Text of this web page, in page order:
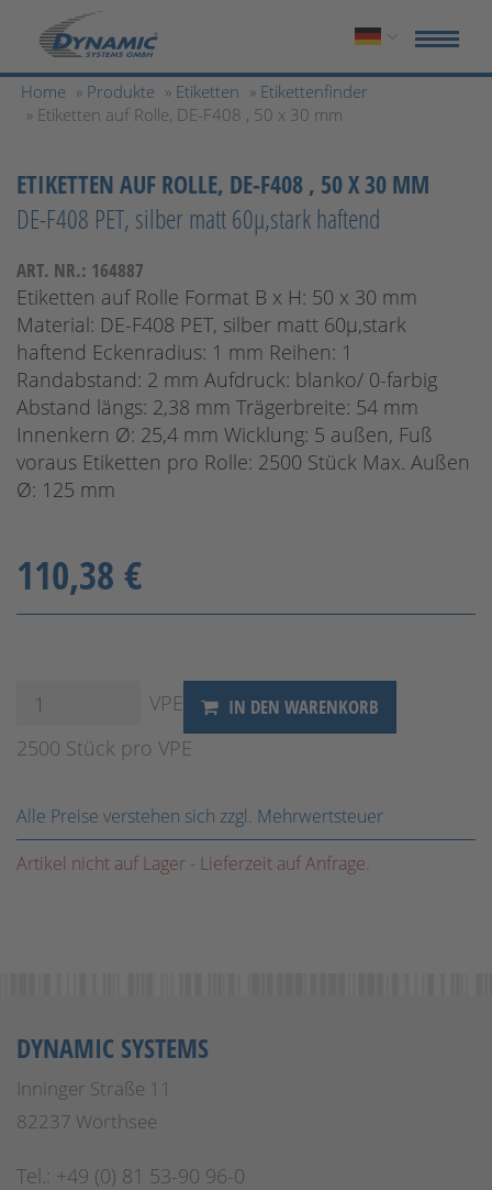
Home » Produkte » Etiketten » Etikettenfinder
» Etiketten auf Rolle, DE-F408 , 50 x 30 mm
ETIKETTEN AUF ROLLE, DE-F408 , 50 X 30 MM
DE-F408 PET, silber matt 60µ,stark haftend
ART. NR.: 164887
Etiketten auf Rolle Format B x H: 50 x 30 mm
Material: DE-F408 PET, silber matt 60µ,stark
haftend Eckenradius: 1 mm Reihen: 1
Randabstand: 2 mm Aufdruck: blanko/ 0-farbig
Abstand längs: 2,38 mm Trägerbreite: 54 mm
Innenkern Ø: 25,4 mm Wicklung: 5 außen, Fuß
voraus Etiketten pro Rolle: 2500 Stück Max. Außen
Ø: 125 mm
110,38 €
VPE IN DEN WARENKORB
2500 Stück pro VPE
Alle Preise verstehen sich zzgl. Mehrwertsteuer
Artikel nicht auf Lager - Lieferzeit auf Anfrage.
DYNAMIC SYSTEMS
Inninger Straße 11
82237 Wörthsee
Tel.: +49 (0) 81 53-90 96-0